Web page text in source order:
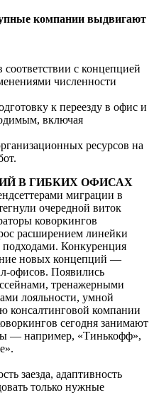
компании выдвигают
с концепцией
численности
к переезду в офис и
включая
ресурсов на
В ГИБКИХ ОФИСАХ
миграции в
очередной виток
коворкингов
расширением линейки
Конкуренция
новых концепций —
офисов. Появились
тренажерными
лояльности, умной
консалтинговой компании
сегодня занимают
— например, «Тинькофф»,
заезда, адаптивность
только нужные